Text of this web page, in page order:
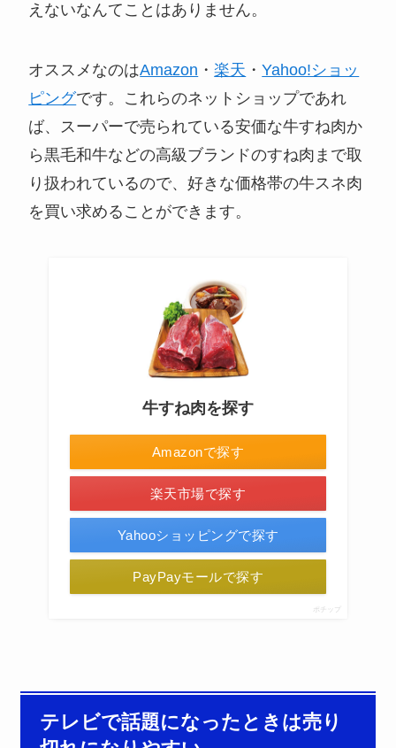
えないなんてことはありません。
オススメなのはAmazon ・楽天 ・Yahoo!ショッ
ピングです。これらのネットショップであれ
ば、スーパーで売られている安価な牛すね肉か
ら黒毛和牛などの高級ブランドのすね肉まで取
り扱われているので、好きな価格帯の牛スネ肉
を買い求めることができます。
牛すね肉を探す
Amazonで探す
楽天市場で探す
Yahooショッピングで探す
PayPayモールで探す
ポチップ
テレビで話題になったときは売り